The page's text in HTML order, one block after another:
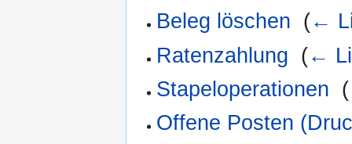
Beleg löschen (←
Ratenzahlung (←
Stapeloperationen (
Offene Posten